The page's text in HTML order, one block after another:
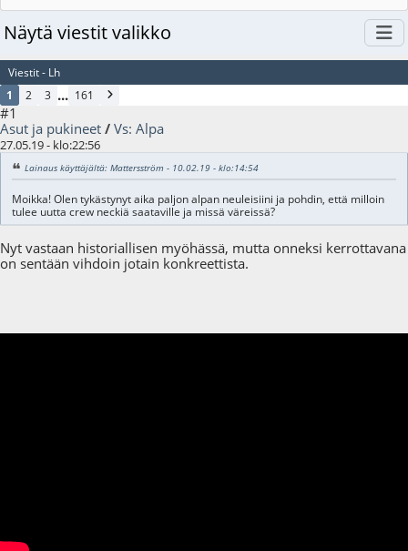
Näytä viestit valikko
Viestit - Lh
1
2 3 ... 161
#1
Asut ja pukineet / Vs: Alpa
27.05.19 - klo:22:56
Lainaus käyttäjältä: Mattersström - 10.02.19 - klo:14:54
Moikka! Olen tykästynyt aika paljon alpan neuleisiini ja pohdin, että milloin
tulee uutta crew neckiä saataville ja missä väreissä?
Nyt vastaan historiallisen myöhässä, mutta onneksi kerrottavana
on sentään vihdoin jotain konkreettista.